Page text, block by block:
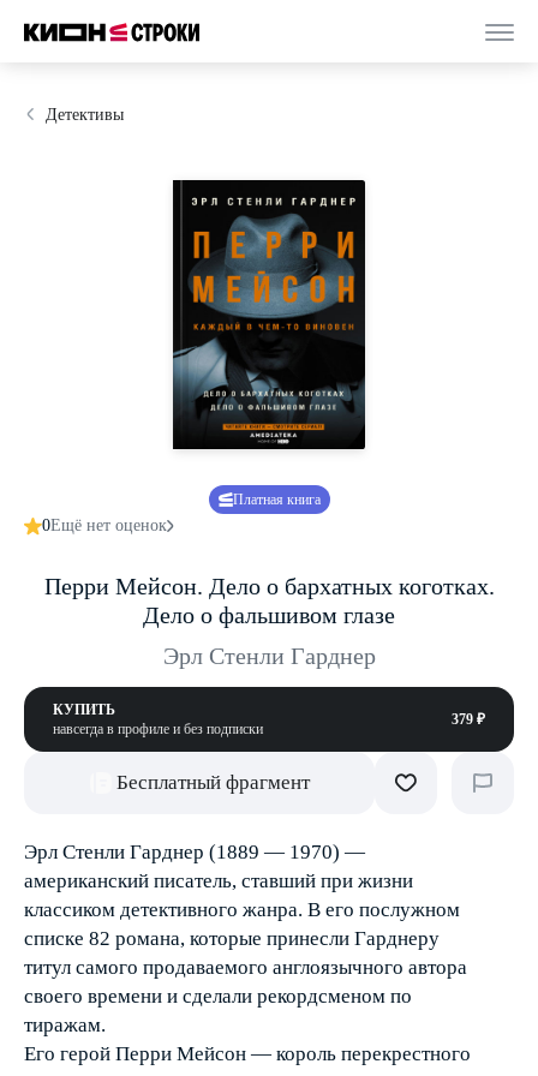
Детективы
Платная книга
0Ещё нет оценок
Перри Мейсон. Дело о бархатных коготках.
Дело о фальшивом глазе
Эрл Стенли Гарднер
КУПИТЬ
навсегда в профиле и без подписки
379 ₽
Бесплатный фрагмент
Эрл Стенли Гарднер (1889 — 1970) —
американский писатель, ставший при жизни
классиком детективного жанра. В его послужном
списке 82 романа, которые принесли Гарднеру
титул самого продаваемого англоязычного автора
своего времени и сделали рекордсменом по
тиражам.
Его герой Перри Мейсон — король перекрестного